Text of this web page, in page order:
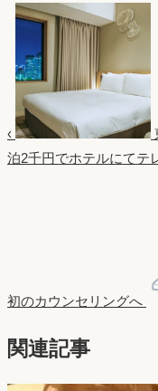
‹
泊2千円でホテルにてテ
初のカウンセリングへ
関連記事